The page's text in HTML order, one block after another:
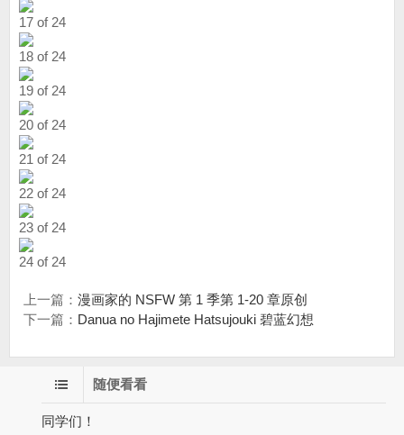
17 of 24
18 of 24
19 of 24
20 of 24
21 of 24
22 of 24
23 of 24
24 of 24
上一篇： 漫画家的 NSFW 第 1 季第 1-20 章原创
下一篇： Danua no Hajimete Hatsujouki 碧蓝幻想
随便看看
同学们！